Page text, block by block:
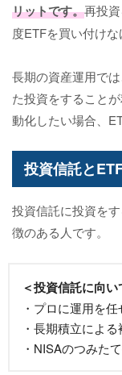
リットです。再投
度ETFを買い付けな
長期の資産運用で
た投資をすること
動化したい場合、
投資信託と
投資信託に投資を
徴のある人です。
＜投資信託に向い
・プロに運用を
・長期積立によ
・NISAのつみた